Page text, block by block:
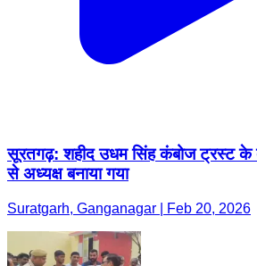
सूरतगढ़: शहीद उधम सिंह कंबोज ट्रस्ट के
से अध्यक्ष बनाया गया
Suratgarh, Ganganagar | Feb 20, 2026